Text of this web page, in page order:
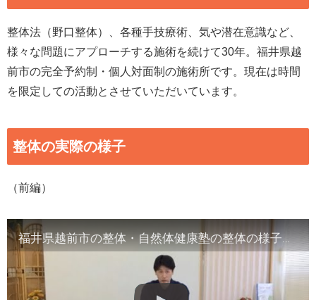
整体法（野口整体）、各種手技療術、気や潜在意識など、
様々な問題にアプローチする施術を続けて30年。福井県越
前市の完全予約制・個人対面制の施術所です。現在は時間
を限定しての活動とさせていただいています。
整体の実際の様子
（前編）
福井県越前市の整体・自然体健康塾の整体の様子（1）背骨の観察／骨盤他